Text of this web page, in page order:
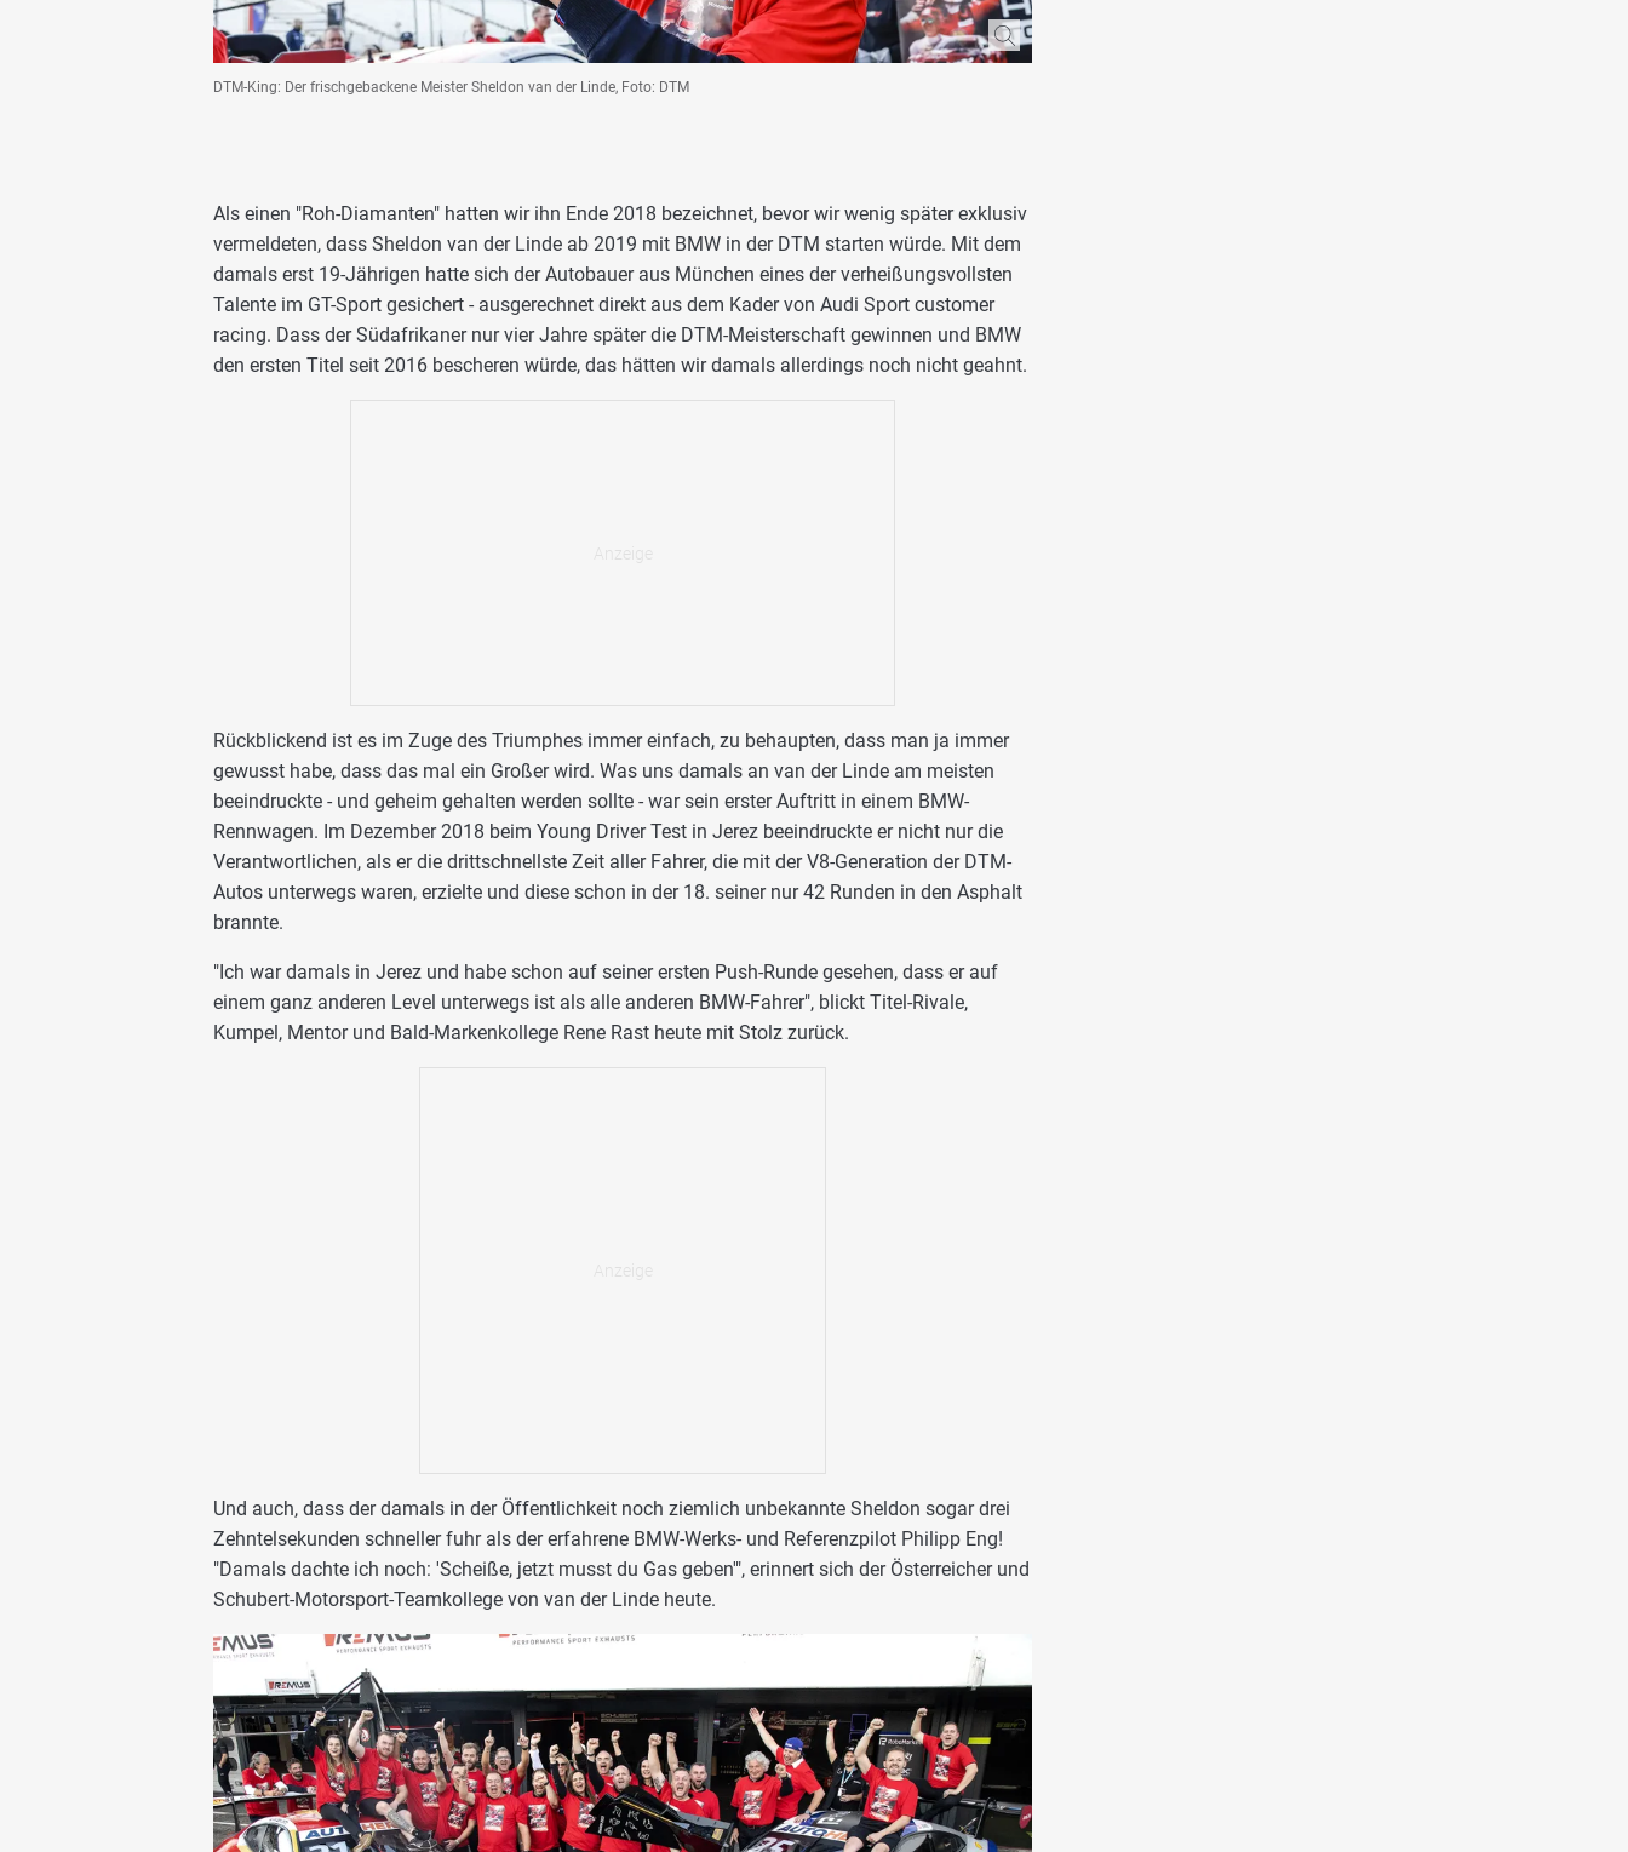
DTM-King: Der frischgebackene Meister Sheldon van der Linde, Foto: DTM
Als einen "Roh-Diamanten" hatten wir ihn Ende 2018 bezeichnet, bevor wir wenig später exklusiv
vermeldeten, dass Sheldon van der Linde ab 2019 mit BMW in der DTM starten würde. Mit dem
damals erst 19-Jährigen hatte sich der Autobauer aus München eines der verheißungsvollsten
Talente im GT-Sport gesichert - ausgerechnet direkt aus dem Kader von Audi Sport customer
racing. Dass der Südafrikaner nur vier Jahre später die DTM-Meisterschaft gewinnen und BMW
den ersten Titel seit 2016 bescheren würde, das hätten wir damals allerdings noch nicht geahnt.
Rückblickend ist es im Zuge des Triumphes immer einfach, zu behaupten, dass man ja immer
gewusst habe, dass das mal ein Großer wird. Was uns damals an van der Linde am meisten
beeindruckte - und geheim gehalten werden sollte - war sein erster Auftritt in einem BMW-
Rennwagen. Im Dezember 2018 beim Young Driver Test in Jerez beeindruckte er nicht nur die
Verantwortlichen, als er die drittschnellste Zeit aller Fahrer, die mit der V8-Generation der DTM-
Autos unterwegs waren, erzielte und diese schon in der 18. seiner nur 42 Runden in den Asphalt
brannte.
"Ich war damals in Jerez und habe schon auf seiner ersten Push-Runde gesehen, dass er auf
einem ganz anderen Level unterwegs ist als alle anderen BMW-Fahrer", blickt Titel-Rivale,
Kumpel, Mentor und Bald-Markenkollege Rene Rast heute mit Stolz zurück.
Und auch, dass der damals in der Öffentlichkeit noch ziemlich unbekannte Sheldon sogar drei
Zehntelsekunden schneller fuhr als der erfahrene BMW-Werks- und Referenzpilot Philipp Eng!
"Damals dachte ich noch: 'Scheiße, jetzt musst du Gas geben'", erinnert sich der Österreicher und
Schubert-Motorsport-Teamkollege von van der Linde heute.